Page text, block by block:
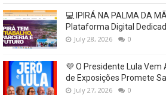
💻 IPIRÁ NA PALMA DA
Plataforma Digital
July 28, 2026 0
💜 O Presidente Lula Vem
de Exposições Promete
July 27, 2026 0